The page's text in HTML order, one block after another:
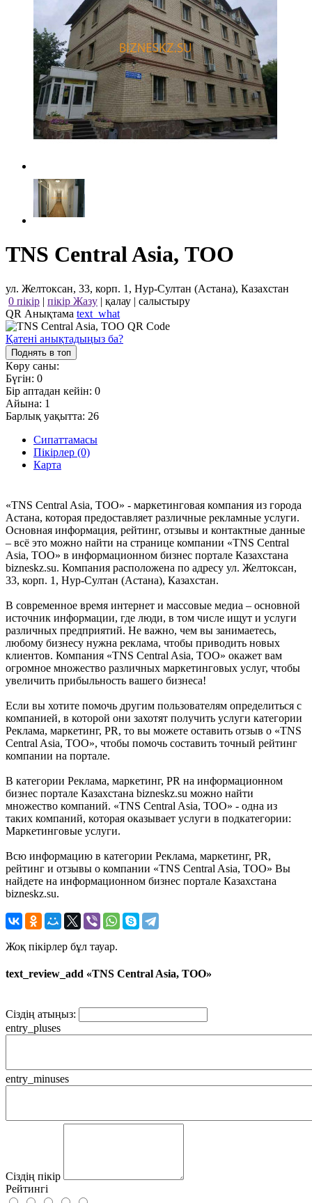
TNS Central Asia, ТОО
ул. Желтоксан, 33, корп. 1, Нур-Султан (Астана), Казахстан
0 пікір | пікір Жазу | қалау | салыстыру
QR Анықтама text_what
Қатені анықтадыңыз ба?
Поднять в топ
Көру саны:
Бүгін: 0
Бір аптадан кейін: 0
Айына: 1
Барлық уақытта: 26
Сипаттамасы
Пікірлер (0)
Карта
«TNS Central Asia, ТОО» - маркетинговая компания из города
Астана, которая предоставляет различные рекламные услуги.
Основная информация, рейтинг, отзывы и контактные данные
– всё это можно найти на странице компании «TNS Central
Asia, ТОО» в информационном бизнес портале Казахстана
bizneskz.su. Компания расположена по адресу ул. Желтоксан,
33, корп. 1, Нур-Султан (Астана), Казахстан.
В современное время интернет и массовые медиа – основной
источник информации, где люди, в том числе ищут и услуги
различных предприятий. Не важно, чем вы занимаетесь,
любому бизнесу нужна реклама, чтобы приводить новых
клиентов. Компания «TNS Central Asia, ТОО» окажет вам
огромное множество различных маркетинговых услуг, чтобы
увеличить прибыльность вашего бизнеса!
Если вы хотите помочь другим пользователям определиться с
компанией, в которой они захотят получить услуги категории
Реклама, маркетинг, PR, то вы можете оставить отзыв о «TNS
Central Asia, ТОО», чтобы помочь составить точный рейтинг
компании на портале.
В категории Реклама, маркетинг, PR на информационном
бизнес портале Казахстана bizneskz.su можно найти
множество компаний. «TNS Central Asia, ТОО» - одна из
таких компаний, которая оказывает услуги в подкатегории:
Маркетинговые услуги.
Всю информацию в категории Реклама, маркетинг, PR,
рейтинг и отзывы о компании «TNS Central Asia, ТОО» Вы
найдете на информационном бизнес портале Казахстана
bizneskz.su.
Жоқ пікірлер бұл тауар.
text_review_add «TNS Central Asia, ТОО»
Сіздің атыңыз:
entry_pluses
entry_minuses
Сіздің пікір
Рейтингі